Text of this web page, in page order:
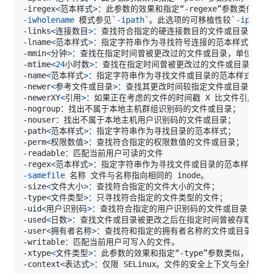
-iregex<范本样式>
-iwholename 模式参见` -ipath`。此选项的可移植性较` -
-links<连接数目>
-lname<范本样式>
-mmin<分钟>
-mtime<24小时数>
-name<范本样式>
-newer<参考文件或目录>
-newerXY<引用>
-path<范本样式>
-perm<权限数值>
-regex<范本样式>
-samefile
-size<文件大小>
-type<文件类型>
-uid<用户识别码>
-used<日数>
-user<拥有者名称>
-xtype<文件类型>
-context<表达式>